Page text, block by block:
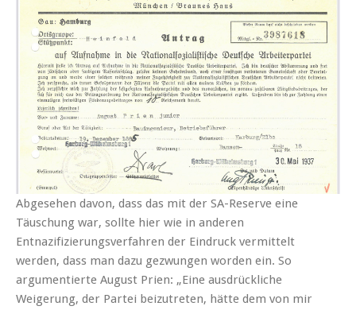
Abgesehen davon, dass das mit der SA-Reserve eine
Täuschung war, sollte hier wie in anderen
Entnazifizierungsverfahren der Eindruck vermittelt
werden, dass man dazu gezwungen worden ein. So
argumentierte August Prien: „Eine ausdrückliche
Weigerung, der Partei beizutreten, hätte dem von mir